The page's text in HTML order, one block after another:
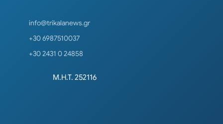
info@trikalanews.gr
+30 6987510037
+30 2431 0 24858
Μ.Η.Τ. 252116